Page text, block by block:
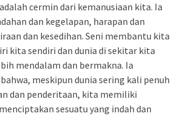
cermin dari kemanusiaan kita. Ia
dan kegelapan, harapan dan
dan kesedihan. Seni membantu kita
kita sendiri dan dunia di sekitar kita
mendalam dan bermakna. Ia
meskipun dunia sering kali penuh
dan penderitaan, kita memiliki
sesuatu yang indah dan